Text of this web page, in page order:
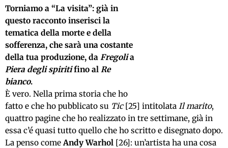
Torniamo a “La visita”: già in
questo racconto inserisci la
tematica della morte e della
sofferenza, che sarà una costante
della tua produzione, da Fregolia
Piera degli spiritifino al Re
bianco.
È vero. Nella prima storia che ho
fatto e che ho pubblicato su Tic[25] intitolata Il marito,
quattro pagine che ho realizzato in tre settimane, già in
essa c’é quasi tutto quello che ho scritto e disegnato dopo.
La penso comeAndy Warhol [26]: un’artista ha una cosa